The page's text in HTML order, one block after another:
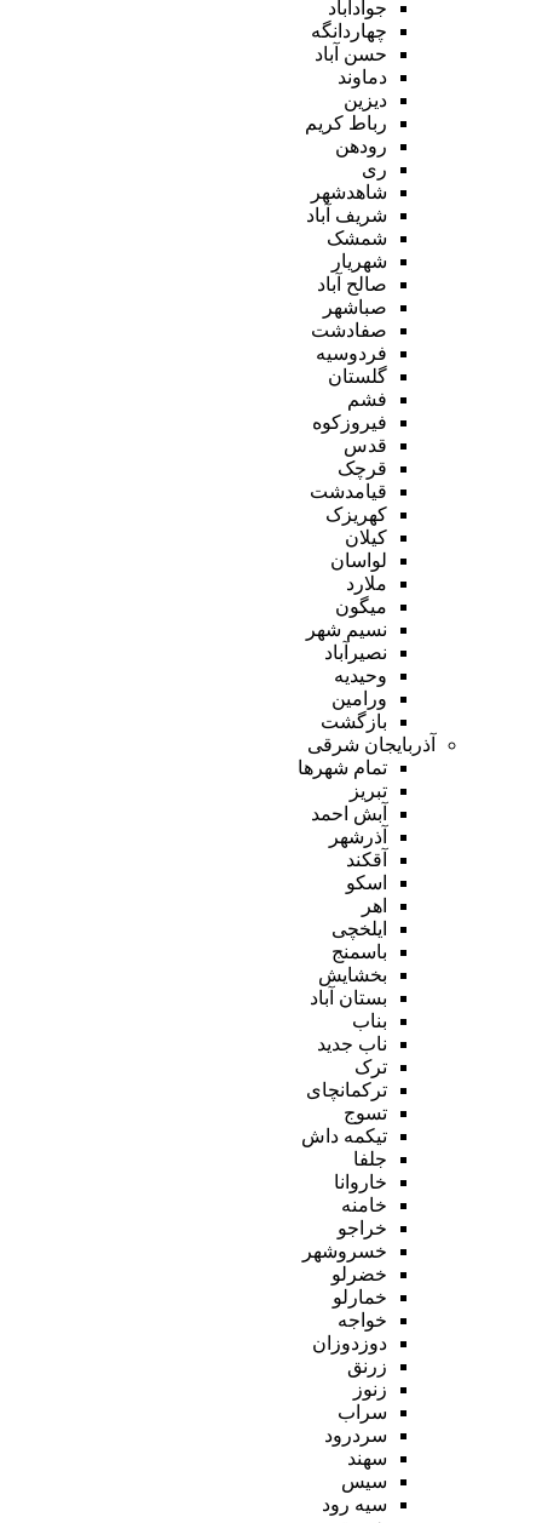
جوادآباد
چهاردانگه
حسن آباد
دماوند
دیزین
رباط کریم
رودهن
ری
شاهدشهر
شریف آباد
شمشک
شهریار
صالح آباد
صباشهر
صفادشت
فردوسیه
گلستان
فشم
فیروزکوه
قدس
قرچک
قیامدشت
کهریزک
کیلان
لواسان
ملارد
میگون
نسیم شهر
نصیرآباد
وحیدیه
ورامین
بازگشت
آذربایجان شرقی
تمام شهر‌ها
تبریز
آبش احمد
آذرشهر
آقکند
اسکو
اهر
ایلخچی
باسمنج
بخشایش
بستان آباد
بناب
ناب جدید
ترک
ترکمانچای
تسوج
تیکمه داش
جلفا
خاروانا
خامنه
خراجو
خسروشهر
خضرلو
خمارلو
خواجه
دوزدوزان
زرنق
زنوز
سراب
سردرود
سهند
سیس
سیه رود